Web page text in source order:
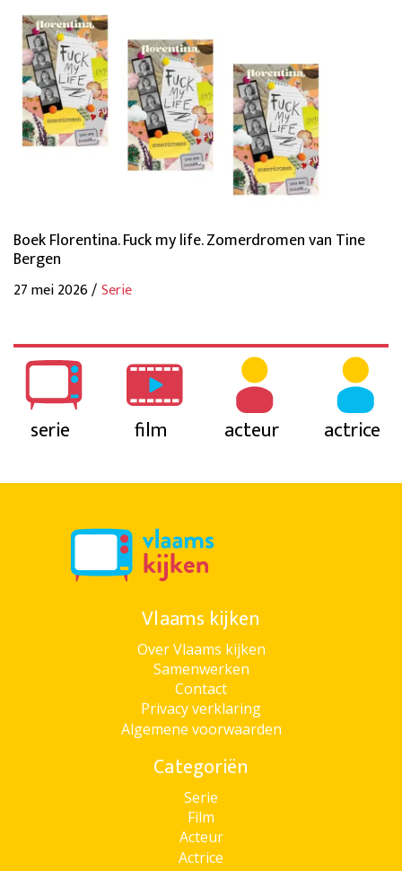
Boek Florentina. Fuck my life. Zomerdromen van Tine
Bergen
27 mei 2026 /Serie
serie film acteur actrice
Vlaams kijken
Over Vlaams kijken
Samenwerken
Contact
Privacy verklaring
Algemene voorwaarden
Categoriën
Serie
Film
Acteur
Actrice